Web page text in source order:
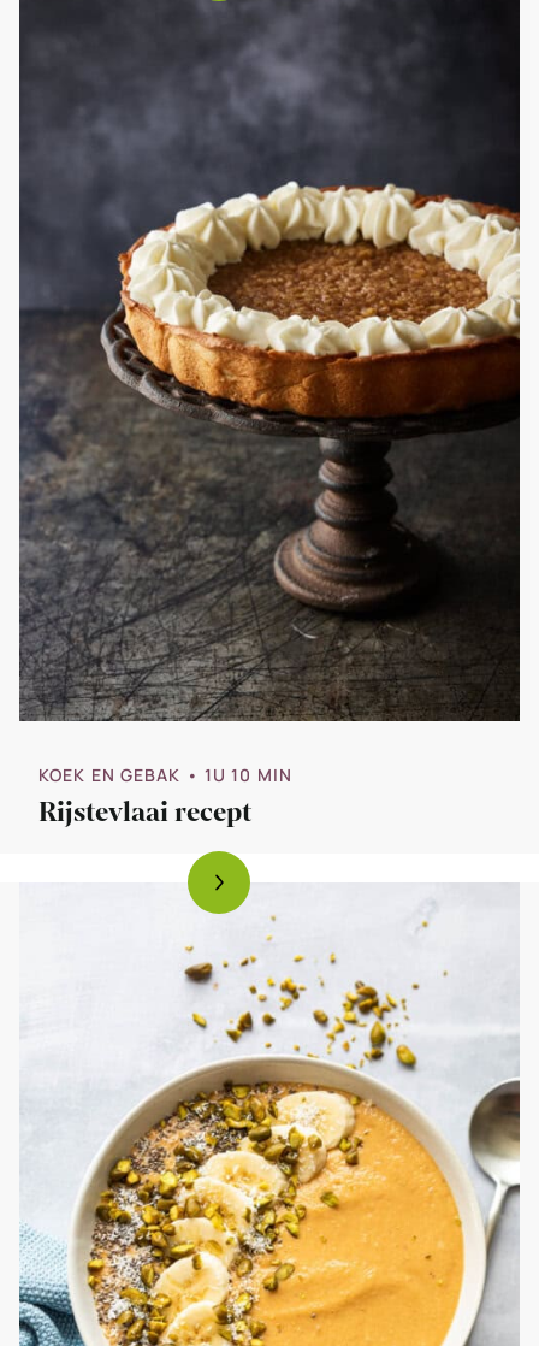
KOEK EN GEBAK • 1U 10 MIN
Rijstevlaai recept